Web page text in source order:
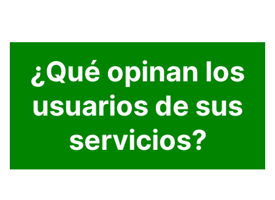
¿Qué opinan los
usuarios de sus
servicios?